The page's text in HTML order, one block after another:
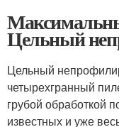
Цельный
Цельный
четырехгранный
грубой обработкой
известных и уже